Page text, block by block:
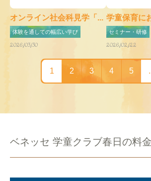
オンライン社会科見学「...
体験を通しての幅広い学び
2026/03/30
学童保育に
セミナー・研修
2026/02/22
1 2 3 4 5
ベネッセ 学童クラブ春日の料